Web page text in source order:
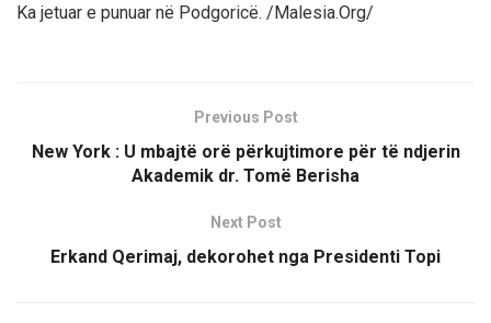
Ka jetuar e punuar në Podgoricë. /Malesia.Org/
Previous Post
New York : U mbajtë orë përkujtimore për të ndjerin
Akademik dr. Tomë Berisha
Next Post
Erkand Qerimaj, dekorohet nga Presidenti Topi